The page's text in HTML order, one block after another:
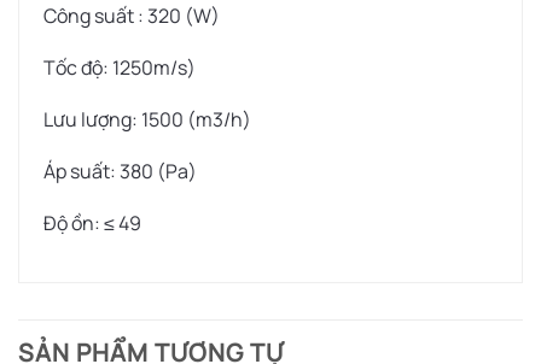
Công suất : 320 (W)
Tốc độ: 1250m/s)
Lưu lượng: 1500 (m3/h)
Áp suất: 380 (Pa)
Độ ồn: ≤ 49
SẢN PHẨM TƯƠNG TỰ